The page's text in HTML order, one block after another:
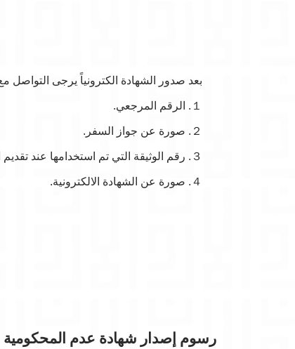
بعد صدور الشهادة الكترونياً يرجى التواصل
１. الرقم المرجعي.
２. صورة عن جواز السفر.
３. رقم الوثيقة التي تم استخدامها عند تقديم الطلب (الرقم الوطني بالنسبة للمواطنين الأردنيين).
４. صورة عن الشهادة الالكترونية.
رسوم إصدار شهادة عدم المحكومية